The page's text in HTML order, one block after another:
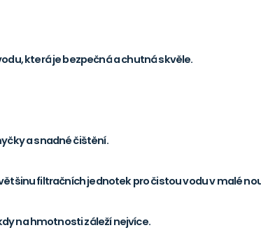
která je bezpečná a chutná skvěle.
a snadné čištění.
filtračních jednotek pro čistou vodu v malé
na hmotnosti záleží nejvíce.